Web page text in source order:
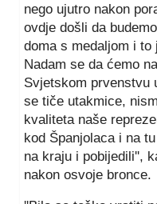
nego ujutro nakon
ovdje došli da
doma s medaljom i to
Nadam se da ćemo
Svjetskom prvenstvu
se tiče utakmice,
kvaliteta naše
kod Španjolaca i na
na kraju i pobijedili'',
nakon osvoje bronce.